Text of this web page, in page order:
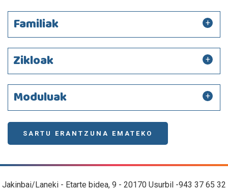
Familiak
Zikloak
Moduluak
SARTU ERANTZUNA EMATEKO
Jakinbai/Laneki - Etarte bidea, 9 - 20170 Usurbil -943 37 65 32